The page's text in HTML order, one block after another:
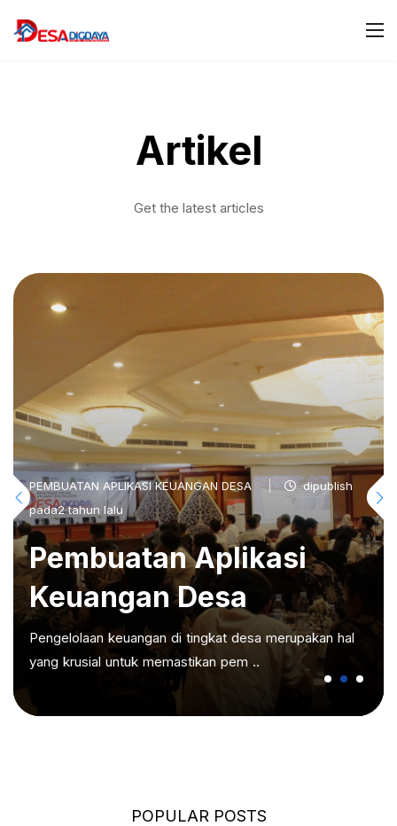
Artikel
Get the latest articles
PEMBUATAN APLIKASI KEUANGAN DESA
dipublish
pada2 tahun lalu
Pembuatan Aplikasi
Keuangan Desa
Pengelolaan keuangan di tingkat desa merupakan hal
yang krusial untuk memastikan pem ..
POPULAR POSTS